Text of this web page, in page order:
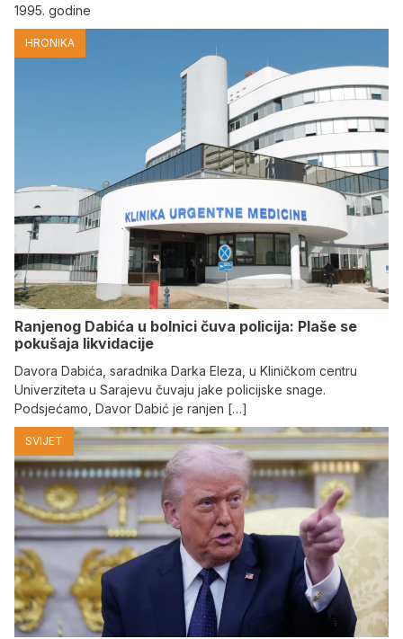
1995. godine
HRONIKA
Ranjenog Dabića u bolnici čuva policija: Plaše se
pokušaja likvidacije
Davora Dabića, saradnika Darka Eleza, u Kliničkom centru
Univerziteta u Sarajevu čuvaju jake policijske snage.
Podsjećamo, Davor Dabić je ranjen […]
SVIJET